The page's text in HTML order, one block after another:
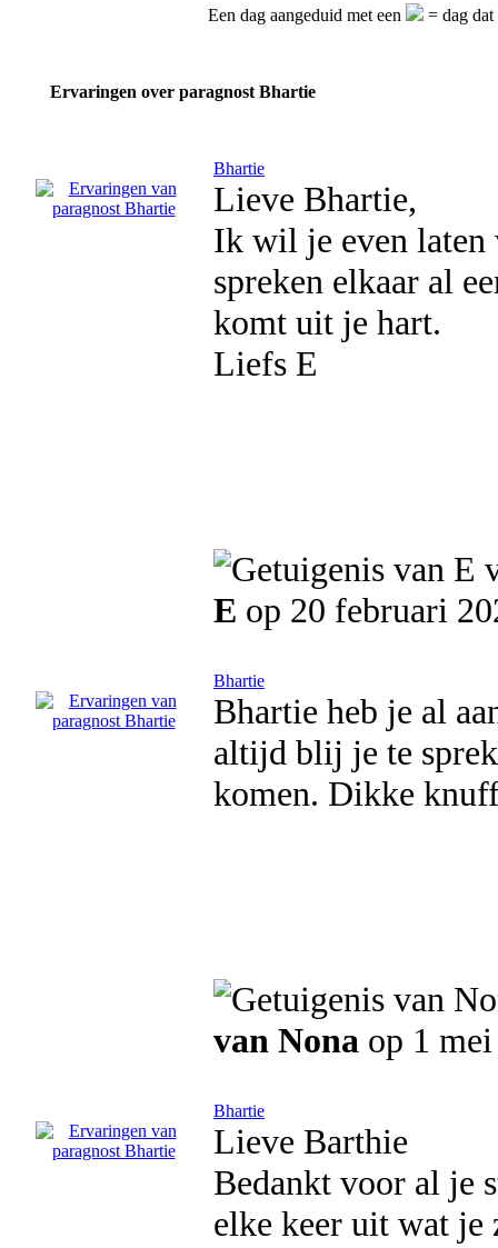
Een dag aangeduid met een = dag dat
Ervaringen over paragnost Bhartie
Bhartie
Lieve Bhartie,
Ik wil je even laten
spreken elkaar al
komt uit je hart.
Liefs E
E op 20 februari
Bhartie
Bhartie heb je al
altijd blij je te
komen. Dikke
van Nona op 1
Bhartie
Lieve Barthie
Bedankt voor al je
elke keer uit wat je